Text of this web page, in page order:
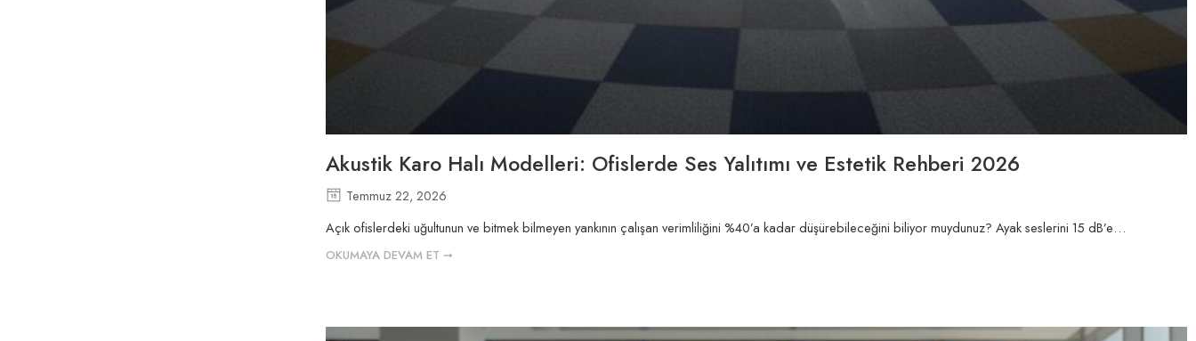
Akustik Karo Halı Modelleri: Ofislerde Ses Yalıtımı ve Estetik Rehberi 2026
Temmuz 22, 2026
Açık ofislerdeki uğultunun ve bitmek bilmeyen yankının çalışan verimliliğini %40’a kadar düşürebileceğini biliyor muydunuz? Ayak seslerini 15 dB’e…
OKUMAYA DEVAM ET ➞